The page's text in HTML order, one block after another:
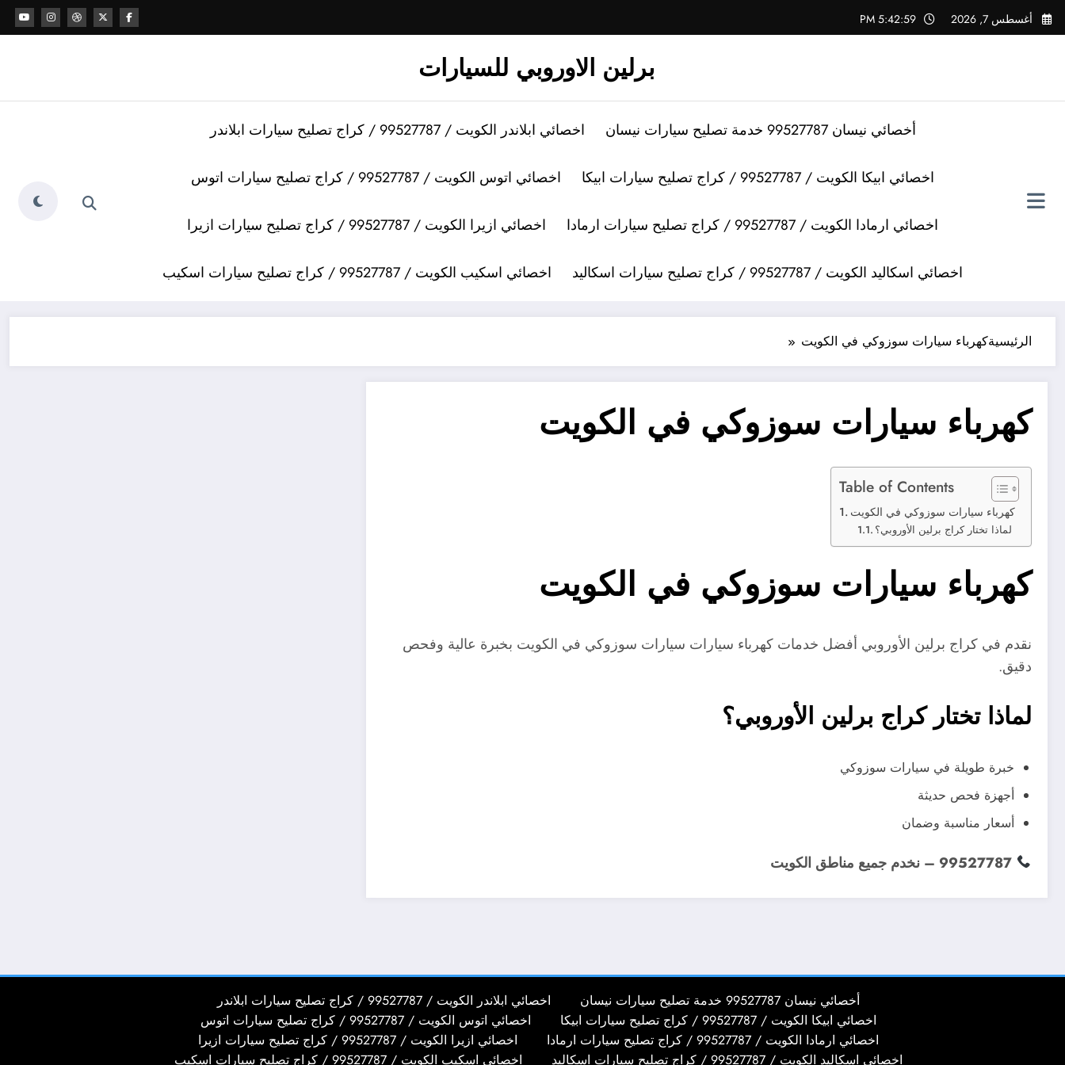
التجاوز
إلى
أغسطس 7, 2026 5:42:59 PM
برلين الاوروبي للسيارات
أخصائي نيسان 99527787 خدمة تصليح سيارات نيسان اخصائي ابلاندر الكويت / 99527787 / كراج تصليح سيارات ابلاندر
اخصائي ابيكا الكويت / 99527787 / كراج تصليح سيارات ابيكا اخصائي اتوس الكويت / 99527787 / كراج تصليح سيارات اتوس
اخصائي ارمادا الكويت / 99527787 / كراج تصليح سيارات ارمادا اخصائي ازيرا الكويت / 99527787 / كراج تصليح سيارات ازيرا
اخصائي اسكاليد الكويت / 99527787 / كراج تصليح سيارات اسكاليد اخصائي اسكيب الكويت / 99527787 / كراج تصليح سيارات اسكيب
الرئيسيةكهرباء سيارات سوزوكي في الكويت
كهرباء سيارات سوزوكي في الكويت
Table of Contents
كهرباء سيارات سوزوكي في الكويت
لماذا تختار كراج برلين الأوروبي؟
كهرباء سيارات سوزوكي في الكويت
نقدم في كراج برلين الأوروبي أفضل خدمات كهرباء سيارات سيارات سوزوكي في الكويت بخبرة عالية وفحص
دقيق.
لماذا تختار كراج برلين الأوروبي؟
خبرة طويلة في سيارات سوزوكي
أجهزة فحص حديثة
أسعار مناسبة وضمان
99527787 – نخدم جميع مناطق الكويت
أخصائي نيسان 99527787 خدمة تصليح سيارات نيسان
اخصائي ابلاندر الكويت / 99527787 / كراج تصليح سيارات ابلاندر
اخصائي ابيكا الكويت / 99527787 / كراج تصليح سيارات ابيكا
اخصائي اتوس الكويت / 99527787 / كراج تصليح سيارات اتوس
اخصائي ارمادا الكويت / 99527787 / كراج تصليح سيارات ارمادا
اخصائي ازيرا الكويت / 99527787 / كراج تصليح سيارات ازيرا
اخصائي اسكاليد الكويت / 99527787 / كراج تصليح سيارات اسكاليد
اخصائي اسكيب الكويت / 99527787 / كراج تصليح سيارات اسكيب